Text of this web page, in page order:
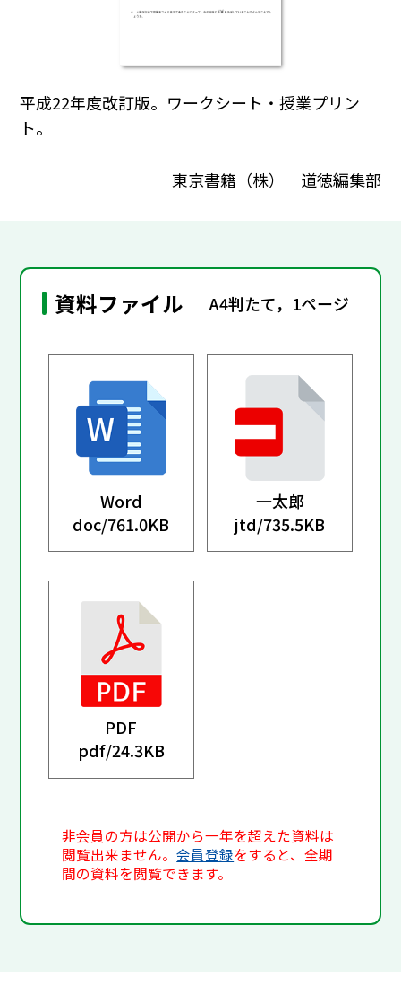
平成22年度改訂版。ワークシート・授業プリン
ト。
東京書籍（株） 道徳編集部
資料ファイル A4判たて，1ページ
Word
doc/761.0KB
一太郎
jtd/735.5KB
PDF
pdf/24.3KB
非会員の方は公開から一年を超えた資料は
閲覧出来ません。会員登録をすると、全期
間の資料を閲覧できます。